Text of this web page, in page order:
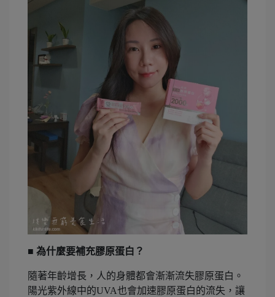
■ 為什麼要補充膠原蛋白？
隨著年齡增長，人的身體都會漸漸流失膠原蛋白。
陽光紫外線中的UVA也會加速膠原蛋白的流失，讓